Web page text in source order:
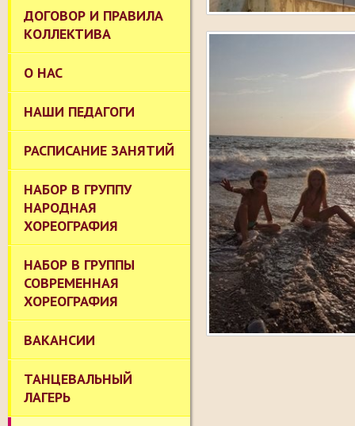
ДОГОВОР И ПРАВИЛА
КОЛЛЕКТИВА
О НАС
НАШИ ПЕДАГОГИ
РАСПИСАНИЕ ЗАНЯТИЙ
НАБОР В ГРУППУ
НАРОДНАЯ
ХОРЕОГРАФИЯ
НАБОР В ГРУППЫ
СОВРЕМЕННАЯ
ХОРЕОГРАФИЯ
ВАКАНСИИ
ТАНЦЕВАЛЬНЫЙ
ЛАГЕРЬ